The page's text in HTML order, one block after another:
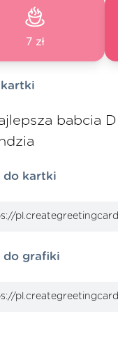
7 zł
babcia
do kartki
do grafiki